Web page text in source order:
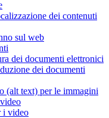
dei contenuti
sul web
dei documenti elettronici
dei documenti
(alt text) per le immagini
i video